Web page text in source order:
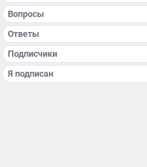
Вопросы
Ответы
Подписчики
Я подписан